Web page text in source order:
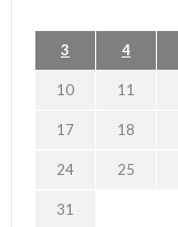
3 4
10 11
17 18
24 25
31